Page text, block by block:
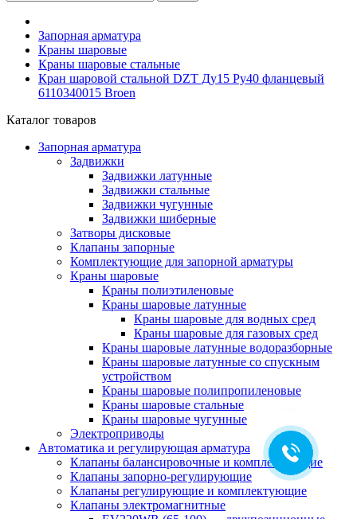
Запорная арматура
Краны шаровые
Краны шаровые стальные
Кран шаровой стальной DZT Ду15 Ру40 фланцевый
6110340015 Broen
Каталог товаров
Запорная арматура
Задвижки
Задвижки латунные
Задвижки стальные
Задвижки чугунные
Задвижки шиберные
Затворы дисковые
Клапаны запорные
Комплектующие для запорной арматуры
Краны шаровые
Краны полиэтиленовые
Краны шаровые латунные
Краны шаровые для водных сред
Краны шаровые для газовых сред
Краны шаровые латунные водоразборные
Краны шаровые латунные со спускным
устройством
Краны шаровые полипропиленовые
Краны шаровые стальные
Краны шаровые чугунные
Электроприводы
Автоматика и регулирующая арматура
Клапаны балансировочные и комплектующие
Клапаны запорно-регулирующие
Клапаны регулирующие и комплектующие
Клапаны электромагнитные